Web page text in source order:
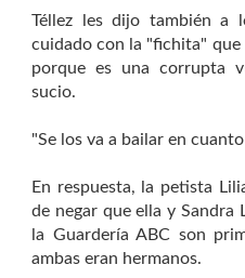
Téllez les dijo también a
cuidado con la "fichita" que
porque es una corrupta
sucio.
"Se los va a bailar en
En respuesta, la petista
de negar que ella y Sandra
la Guardería ABC son
ambas eran hermanos.